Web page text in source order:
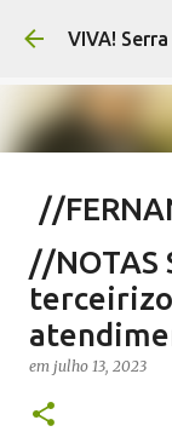
VIVA!
//
em
NOTÍCIAS SERRA
0
//NOTAS
em julho 13, 2023